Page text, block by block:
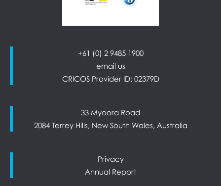
+61 (0) 2 9485 1900
email us
CRICOS Provider ID: 02379D
33 Myoora Road
2084 Terrey Hills, New South Wales, Australia
Privacy
Annual Report